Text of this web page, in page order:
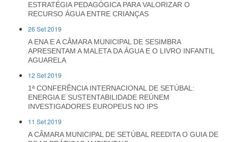
ESTRATÉGIA PEDAGÓGICA PARA VALORIZAR O
RECURSO ÁGUA ENTRE CRIANÇAS
26 Set 2019
A ENA E A CÂMARA MUNICIPAL DE SESIMBRA
APRESENTAM A MALETA DA ÁGUA E O LIVRO INFANTIL
AGUARELA
12 Set 2019
1ª CONFERÊNCIA INTERNACIONAL DE SETÚBAL:
ENERGIA E SUSTENTABILIDADE REÚNEM
INVESTIGADORES EUROPEUS NO IPS
11 Set 2019
A CÂMARA MUNICIPAL DE SETÚBAL REEDITA O GUIA DE